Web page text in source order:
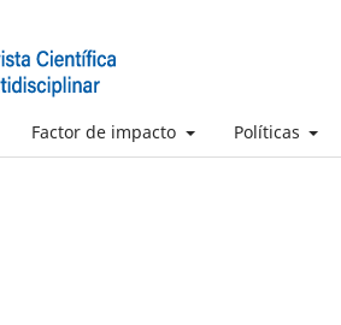
Factor de impacto Políticas